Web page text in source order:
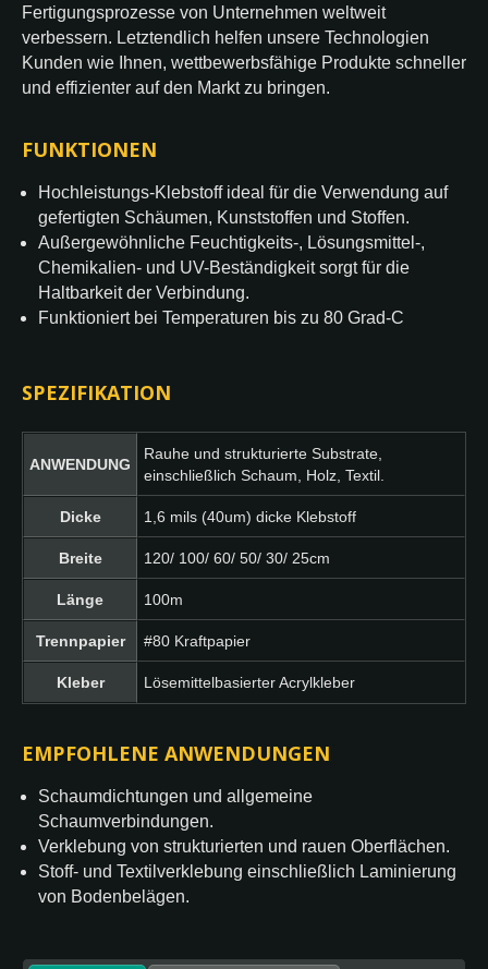
Fertigungsprozesse von Unternehmen weltweit
verbessern. Letztendlich helfen unsere Technologien
Kunden wie Ihnen, wettbewerbsfähige Produkte schneller
und effizienter auf den Markt zu bringen.
FUNKTIONEN
Hochleistungs-Klebstoff ideal für die Verwendung auf
gefertigten Schäumen, Kunststoffen und Stoffen.
Außergewöhnliche Feuchtigkeits-, Lösungsmittel-,
Chemikalien- und UV-Beständigkeit sorgt für die
Haltbarkeit der Verbindung.
Funktioniert bei Temperaturen bis zu 80 Grad-C
SPEZIFIKATION
ANWENDUNG
Rauhe und strukturierte Substrate,
einschließlich Schaum, Holz, Textil.
Dicke 1,6 mils (40um) dicke Klebstoff
Breite 120/ 100/ 60/ 50/ 30/ 25cm
Länge 100m
Trennpapier #80 Kraftpapier
Kleber Lösemittelbasierter Acrylkleber
EMPFOHLENE ANWENDUNGEN
Schaumdichtungen und allgemeine
Schaumverbindungen.
Verklebung von strukturierten und rauen Oberflächen.
Stoff- und Textilverklebung einschließlich Laminierung
von Bodenbelägen.